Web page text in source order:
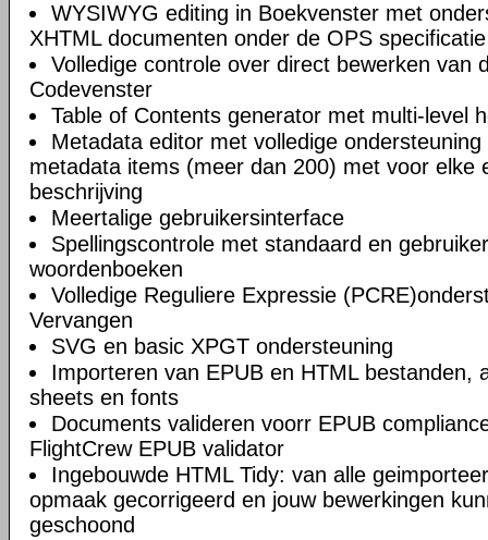
WYSIWYG editing in Boekvenster met
XHTML documenten onder de OPS specificatie
Volledige controle over direct bewerken van
Codevenster
Table of Contents generator met multi-level
Metadata editor met volledige
metadata items (meer dan 200) met voor elke
beschrijving
Meertalige gebruikersinterface
Spellingscontrole met standaard en
woordenboeken
Volledige Reguliere Expressie
Vervangen
SVG en basic XPGT ondersteuning
Importeren van EPUB en HTML bestanden,
sheets en fonts
Documents valideren voorr EPUB
FlightCrew EPUB validator
Ingebouwde HTML Tidy: van alle
opmaak gecorrigeerd en jouw bewerkingen
geschoond